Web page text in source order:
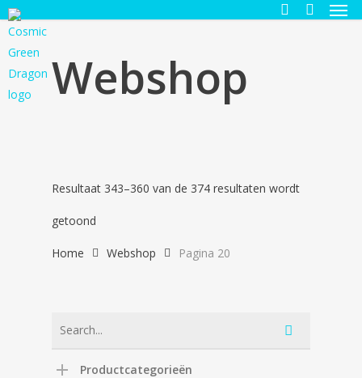
Skip
to
main
content
Webshop
Resultaat 343–360 van de 374 resultaten wordt
getoond
op
Home Webshop Pagina 20
Productcategorieën